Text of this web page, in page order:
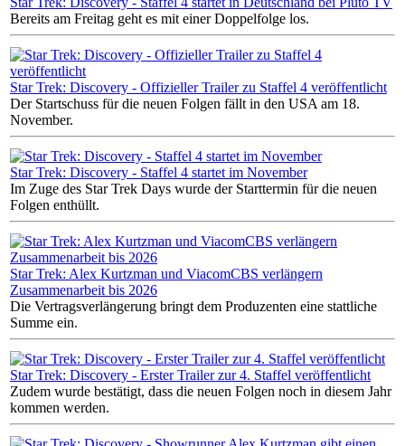
Bereits am Freitag geht es mit einer Doppelfolge los.
Star Trek: Discovery - Offizieller Trailer zu Staffel 4 veröffentlicht
Der Startschuss für die neuen Folgen fällt in den USA am 18.
November.
Star Trek: Discovery - Staffel 4 startet im November
Im Zuge des Star Trek Days wurde der Starttermin für die neuen
Folgen enthüllt.
Star Trek: Alex Kurtzman und ViacomCBS verlängern
Zusammenarbeit bis 2026
Die Vertragsverlängerung bringt dem Produzenten eine stattliche
Summe ein.
Star Trek: Discovery - Erster Trailer zur 4. Staffel veröffentlicht
Zudem wurde bestätigt, dass die neuen Folgen noch in diesem Jahr
kommen werden.